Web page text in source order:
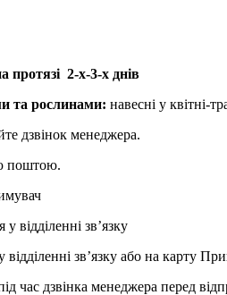
протязі 2-х-3-х днів
та рослинами: навесні у квітні-
дзвінок менеджера.
поштою.
у відділенні зв’язку
зв’язку або на карту
час дзвінка менеджера перед